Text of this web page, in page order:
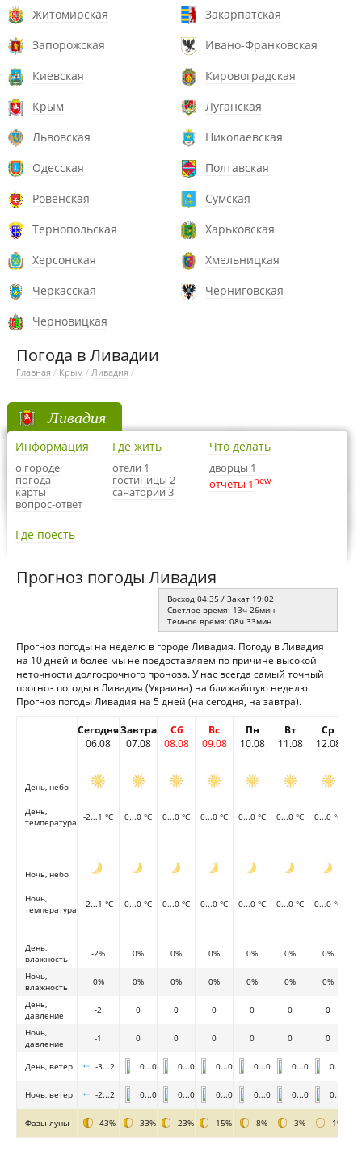
Житомирская
Закарпатская
Запорожская
Ивано-Франковская
Киевская
Кировоградская
Крым
Луганская
Львовская
Николаевская
Одесская
Полтавская
Ровенская
Сумская
Тернопольская
Харьковская
Херсонская
Хмельницкая
Черкасская
Черниговская
Черновицкая
Погода в Ливадии
Главная / Крым / Ливадия /
Ливадия
Информация
о городе
погода
карты
вопрос-ответ
Где жить
отели 1
гостиницы 2
санатории 3
Что делать
дворцы 1
отчеты 1 new
Где поесть
Прогноз погоды Ливадия
Восход 04:35 / Закат 19:02
Светлое время: 13ч 26мин
Темное время: 08ч 33мин
Прогноз погоды на неделю в городе Ливадия. Погоду в Ливадия
на 10 дней и более мы не предоставляем по причине высокой
неточности долгосрочного проноза. У нас всегда самый точный
прогноз погоды в Ливадия (Украина) на ближайшую неделю.
Прогноз погоды Ливадия на 5 дней (на сегодня, на завтра).
Сегодня
06.08
Завтра
07.08
Сб
08.08
Вс
09.08
Пн
10.08
Вт
11.08
Ср
12.08
День, небо
День,
температура
-2...1 °C 0...0 °C 0...0 °C 0...0 °C 0...0 °C 0...0 °C 0...0 °C
Ночь, небо
Ночь,
температура
-2...1 °C 0...0 °C 0...0 °C 0...0 °C 0...0 °C 0...0 °C 0...0 °C
День,
влажность
-2% 0% 0% 0% 0% 0%
0%
Ночь,
влажность
0% 0% 0% 0% 0% 0%
0%
День,
давление
-2 0 0 0 0 0
0
Ночь,
давление
-1 0 0 0 0 0 0
День, ветер -3...2 0...0 0...0 0...0 0...0 0...0 0...0
Ночь, ветер -2...2 0...0 0...0 0...0 0...0 0...0 0...0
Фазы луны 43% 33% 23% 15% 8% 3% 1%